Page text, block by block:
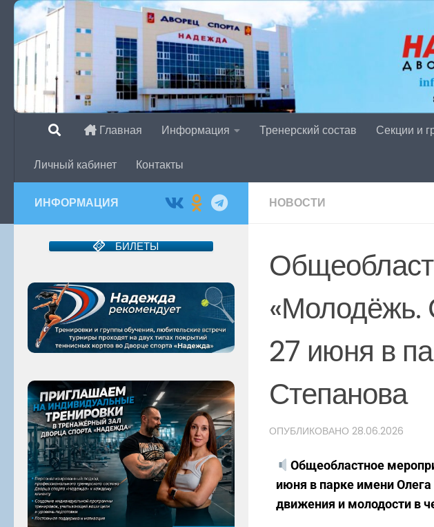
Перейти к содержимому
Главная Информация Тренерский состав Секции и
Личный кабинет Контакты
НОВОСТИ
«Молодёжь.
27 июня в
Степанова
ОПУБЛИКОВАНО 28.06.2026
Общеобластное
июня в парке имени
движения и молодости в
ИНФОРМАЦИЯ
БИЛЕТЫ